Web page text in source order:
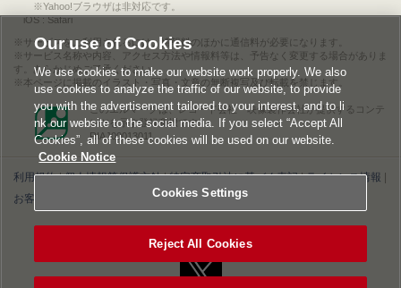
※Yahoo!ブラウザは非対応です。
iOS : Safari
サービスをご利用されるには、情報料のほかに通信料が必要になります。
サービス名称や内容、アクセス方法や情報料等は、予告なく変更する場合がありま
す。あらかじめご了承ください。
本ページに掲載のイラスト・写真・文章の無断複写及び転載を禁じます。
このエルマークは、レコード会社・映像製作会社が提供するコンテ
ンツを示す登録商標です。
RIAJ00013011
利用規約|個人情報等保護方針|特定商取引法に基づく表記|ライセンス情報
お客様情報の外部送信について|Cookies Settings
Our use of Cookies
We use cookies to make our website work properly. We also
use cookies to analyze the traffic of our website, to provide
you with the advertisement tailored to your interest, and to li
nk our website to the social media. If you select “Accept All
Cookies”, all of these cookies will be used on our website.
Cookie Notice
Cookies Settings
Reject All Cookies